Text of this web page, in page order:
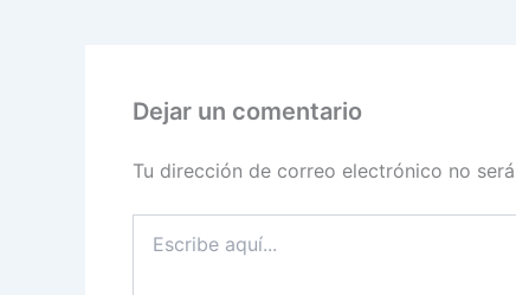
Dejar un comentario
Tu dirección de correo electrónico no
aquí...